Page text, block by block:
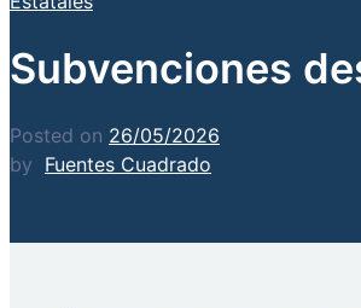
Subvenciones
Posted on 26/05/2026
by Fuentes Cuadrado